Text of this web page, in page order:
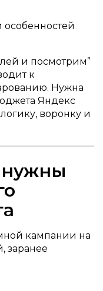
и посмотрим”
к
Нужна
Яндекс
воронку и
кампании на
заранее